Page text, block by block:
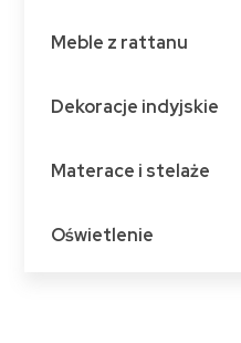
Meble z rattanu
Dekoracje indyjskie
Materace i stelaże
Oświetlenie